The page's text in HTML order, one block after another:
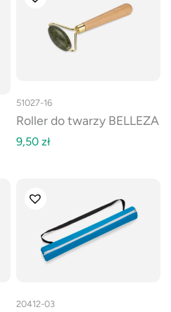
51027-16
Roller do twarzy BELLEZA
9,50 zł
20412-03